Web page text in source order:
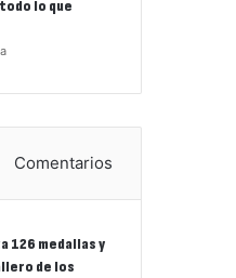
lo que
Comentarios
126 medallas y
de los